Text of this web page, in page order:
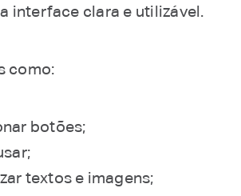
interface clara e utilizável.
como:
botões;
textos e imagens;